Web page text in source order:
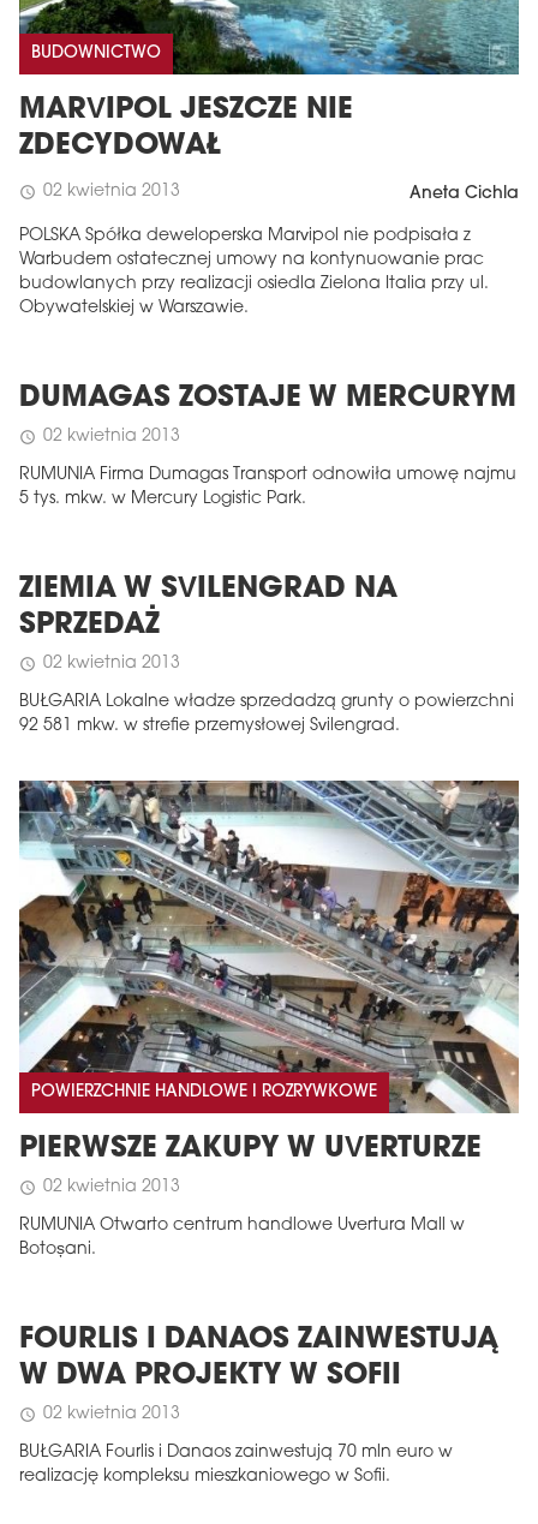
BUDOWNICTWO
MARVIPOL JESZCZE NIE
ZDECYDOWAŁ
schedule 02 kwietnia 2013 Aneta Cichla
POLSKA Spółka deweloperska Marvipol nie podpisała z
Warbudem ostatecznej umowy na kontynuowanie prac
budowlanych przy realizacji osiedla Zielona Italia przy ul.
Obywatelskiej w Warszawie.
DUMAGAS ZOSTAJE W MERCURYM
schedule 02 kwietnia 2013
RUMUNIA Firma Dumagas Transport odnowiła umowę najmu
5 tys. mkw. w Mercury Logistic Park.
ZIEMIA W SVILENGRAD NA
SPRZEDAŻ
schedule 02 kwietnia 2013
BUŁGARIA Lokalne władze sprzedadzą grunty o powierzchni
92 581 mkw. w strefie przemysłowej Svilengrad.
POWIERZCHNIE HANDLOWE I ROZRYWKOWE
PIERWSZE ZAKUPY W UVERTURZE
schedule 02 kwietnia 2013
RUMUNIA Otwarto centrum handlowe Uvertura Mall w
Botoșani.
FOURLIS I DANAOS ZAINWESTUJĄ
W DWA PROJEKTY W SOFII
schedule 02 kwietnia 2013
BUŁGARIA Fourlis i Danaos zainwestują 70 mln euro w
realizację kompleksu mieszkaniowego w Sofii.